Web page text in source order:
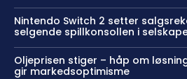
Nintendo Switch 2 setter
selgende spillkonsollen i
Oljeprisen stiger – håp om
gir markedsoptimisme